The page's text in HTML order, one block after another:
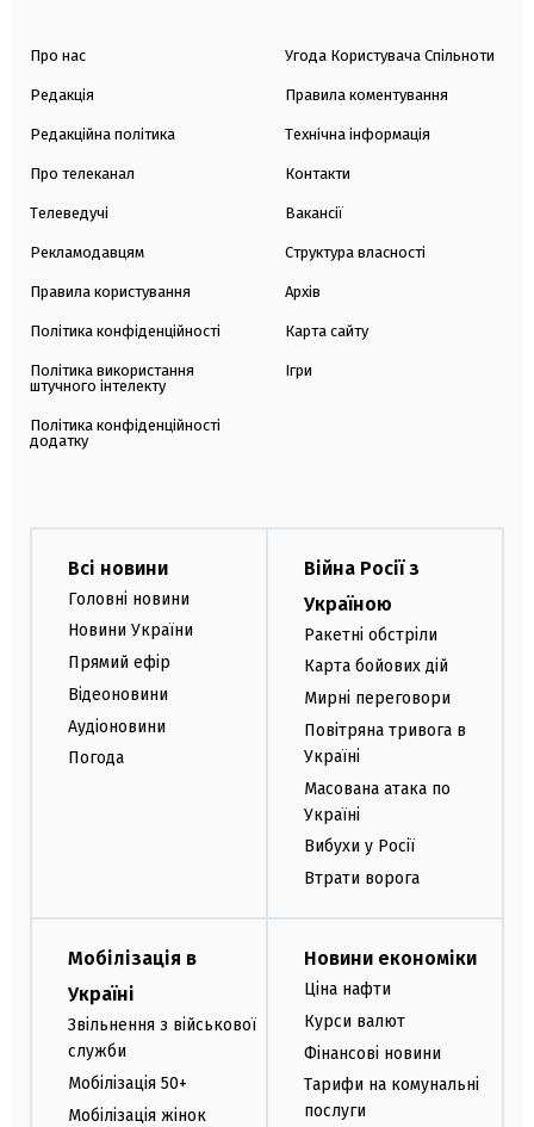
Про нас
Редакція
Редакційна політика
Про телеканал
Телеведучі
Рекламодавцям
Правила користування
Політика конфіденційності
Політика використання
штучного інтелекту
Політика конфіденційності
додатку
Угода Користувача Спільноти
Правила коментування
Технічна інформація
Контакти
Вакансії
Структура власності
Архів
Карта сайту
Ігри
Всі новини
Головні новини
Новини України
Прямий ефір
Відеоновини
Аудіоновини
Погода
Війна Росії з
Україною
Ракетні обстріли
Карта бойових дій
Мирні переговори
Повітряна тривога в
Україні
Масована атака по
Україні
Вибухи у Росії
Втрати ворога
Мобілізація в
Україні
Звільнення з військової
служби
Мобілізація 50+
Мобілізація жінок
Новини економіки
Ціна нафти
Курси валют
Фінансові новини
Тарифи на комунальні
послуги